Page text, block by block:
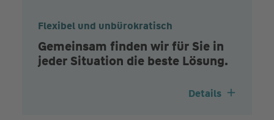
Flexibel und unbürokratisch
Gemeinsam finden wir für Sie in
jeder Situation die beste Lösung.
Details